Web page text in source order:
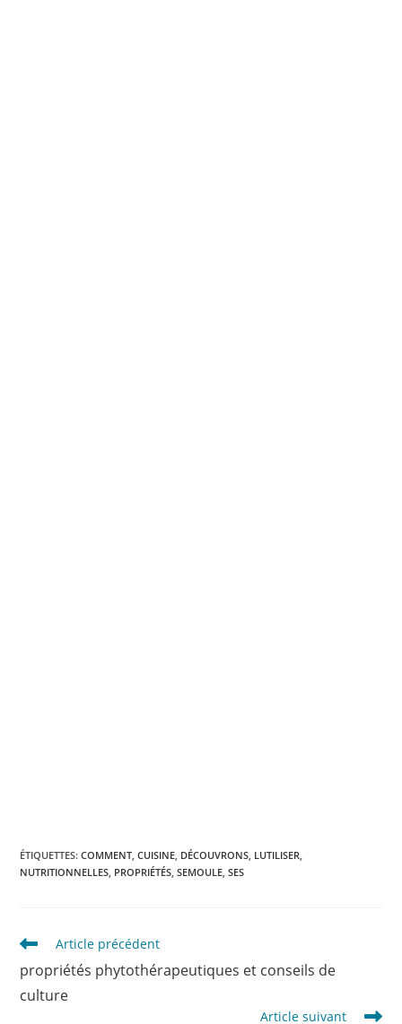
ÉTIQUETTES:COMMENT, CUISINE, DÉCOUVRONS, LUTILISER,
NUTRITIONNELLES, PROPRIÉTÉS, SEMOULE, SES
Read
articles
Article précédent
propriétés phytothérapeutiques et conseils de
culture
Article suivant